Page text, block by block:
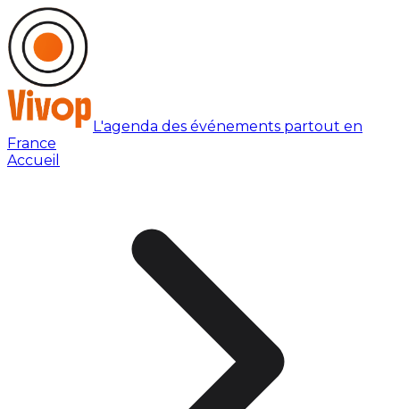
L'agenda des événements partout en
France
Accueil